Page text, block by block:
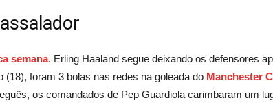
semana. Erling Haaland segue deixando os defensores
(18), foram 3 bolas nas redes na goleada do Manchester
os comandados de Pep Guardiola carimbaram um